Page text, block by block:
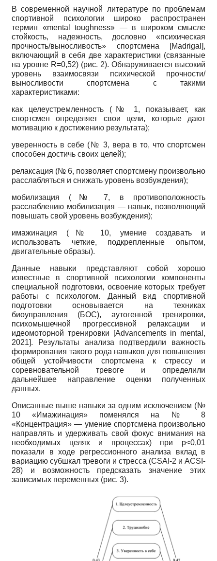
В современной научной литературе по проблемам
спортивной психологии широко распространен
термин «mental toughness» — в широком смысле
стойкость, надежность, дословно «психическая
прочность/выносливость» спортсмена
[Madrigal ],
включающий в себя две характеристики (связанные
на уровне R=0,52) (рис. 2). Обнаруживается высокий
уровень взаимосвязи психической прочности/
выносливости спортсмена с такими
характеристиками:
как целеустремленность (№ 1, показывает, как
спортсмен определяет свои цели, которые дают
мотивацию к достижению результата);
уверенность в себе (№ 3, вера в то, что спортсмен
способен достичь своих целей);
релаксация (№ 6, позволяет спортсмену произвольно
расслабляться и снижать уровень возбуждения);
мобилизация (№ 7, в противоположность
расслаблению мобилизация — навык, позволяющий
повышать свой уровень возбуждения);
имажинация (№ 10, умение создавать и
использовать четкие, подкрепленные опытом,
двигательные образы).
Данные навыки представляют собой хорошо
известные в спортивной психологии компоненты
специальной подготовки, освоение которых требует
работы с психологом. Данный вид спортивной
подготовки основывается на техниках
биоуправления (БОС), аутогенной тренировки,
психомышечной прогрессивной релаксации и
идеомоторной тренировки
[Advancements in mental,
2021]. Результаты анализа подтвердили важность
формирования такого рода навыков для повышения
общей устойчивости спортсмена к стрессу и
соревновательной тревоге и определили
дальнейшее направление оценки полученных
данных.
Описанные выше навыки за одним исключением (№
10 «Имажинация» поменялся на № 8
«Концентрация» — умение спортсмена произвольно
направлять и удерживать свой фокус внимания на
необходимых целях и процессах) при p<0,01
показали в ходе регрессионного анализа вклад в
вариацию субшкал тревоги и стресса (CSAI-2 и ACSI-
28) и возможность предсказать значение этих
зависимых переменных (рис. 3).